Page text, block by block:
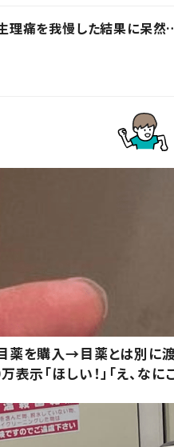
理痛を我慢した結果に呆然
薬を購入→目薬とは別に
示「ほしい！」「え、なに